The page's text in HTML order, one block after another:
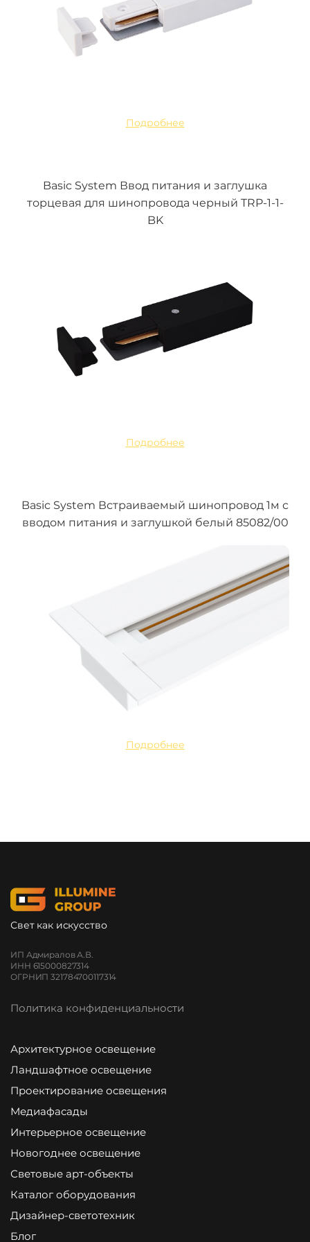
Подробнее
Basic System Ввод питания и заглушка
торцевая для шинопровода черный TRP-1-1-
BK
Подробнее
Basic System Встраиваемый шинопровод 1м с
вводом питания и заглушкой белый 85082/00
Подробнее
Свет как искусство
ИП Адмиралов А.В.
ИНН 615000827314
ОГРНИП 321784700117314
Политика конфиденциальности
Архитектурное освещение
Ландшафтное освещение
Проектирование освещения
Медиафасады
Интерьерное освещение
Новогоднее освещение
Световые арт-объекты
Каталог оборудования
Дизайнер-светотехник
Блог